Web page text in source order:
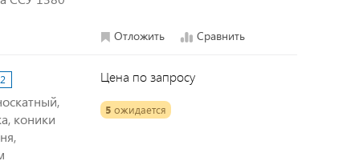
Отложить Сравнить
коники
Цена по запросу
5 ожидается